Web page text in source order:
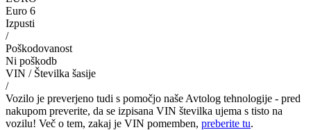
Euro 6
Izpusti
/
Poškodovanost
Ni poškodb
VIN / Številka šasije
/
Vozilo je preverjeno tudi s pomočjo naše Avtolog tehnologije - pred
nakupom preverite, da se izpisana VIN številka ujema s tisto na
vozilu! Več o tem, zakaj je VIN pomemben, preberite tu.